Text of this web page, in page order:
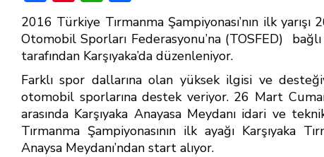
ac
e
b
o
ok
nt
er
e
st
h
at
s
A
p
p
h
ar
e
2016 Türkiye Tırmanma Şampiyonası’nın ilk
Otomobil Sporları Federasyonu’na (TOSFED)
tarafından Karşıyaka’da düzenleniyor.
Farklı spor dallarına olan yüksek ilgisi ve
otomobil sporlarına destek veriyor. 26 Mart
arasında Karşıyaka Anayasa Meydanı idari ve
Tırmanma Şampiyonasının ilk ayağı Karşıyaka
Anaysa Meydanı’ndan start alıyor.